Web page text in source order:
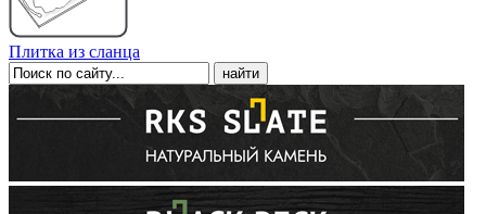
Плитка из сланца